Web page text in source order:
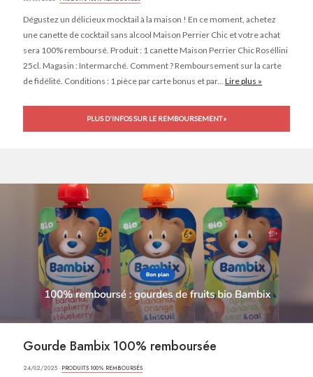
Dégustez un délicieux mocktail à la maison ! En ce moment, achetez
une canette de cocktail sans alcool Maison Perrier Chic et votre achat
sera 100% remboursé. Produit : 1 canette Maison Perrier Chic Roséllini
25cl. Magasin : Intermarché. Comment ? Remboursement sur la carte
de fidélité. Conditions : 1 pièce par carte bonus et par... Lire plus »
PLUS D'INFOS SUR LE REMBOURSEMENT »
Gourde Bambix 100% remboursée
24/02/2025 · PRODUITS 100% REMBOURSÉS